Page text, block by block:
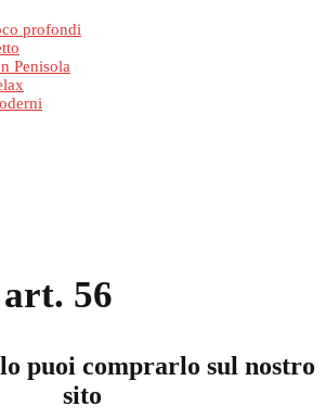
profondi
Penisola
56
puoi comprarlo sul nostro
sito